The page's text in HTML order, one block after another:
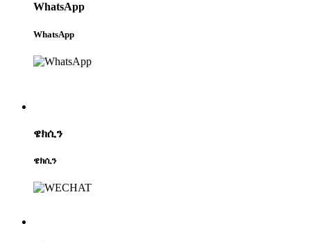
WhatsApp
WhatsApp
ዌክሲን
ዌክሲን